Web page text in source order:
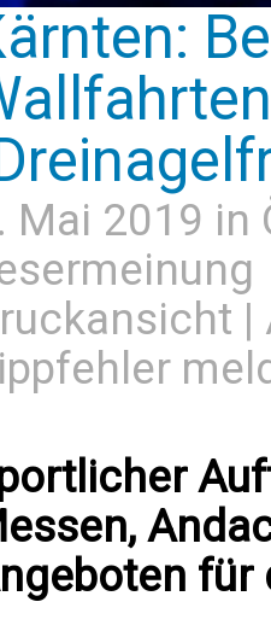
Mai 2019 in
|
für